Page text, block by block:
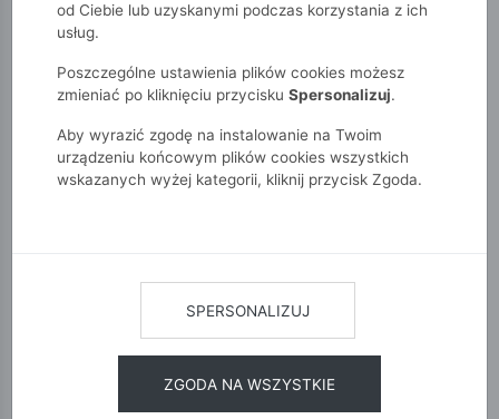
Monnari Zobacz wszystko
Bluzki i t-shirty
Wizytowe
od Ciebie lub uzyskanymi podczas korzystania z ich
usług.
Poszczególne ustawienia plików cookies możesz
zmieniać po kliknięciu przycisku Spersonalizuj.
Aby wyrazić zgodę na instalowanie na Twoim
urządzeniu końcowym plików cookies wszystkich
wskazanych wyżej kategorii, kliknij przycisk Zgoda.
SPERSONALIZUJ
ZGODA NA WSZYSTKIE